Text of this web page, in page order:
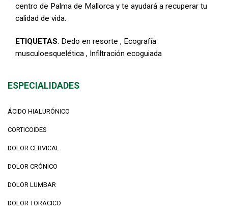
centro de Palma de Mallorca y te ayudará a recuperar tu
calidad de vida.
ETIQUETAS: Dedo en resorte , Ecografía
musculoesquelética , Infiltración ecoguiada
ESPECIALIDADES
ÁCIDO HIALURÓNICO
CORTICOIDES
DOLOR CERVICAL
DOLOR CRÓNICO
DOLOR LUMBAR
DOLOR TORÁCICO